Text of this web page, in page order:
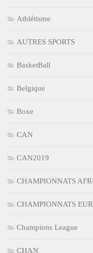
Athlétisme
AUTRES SPORTS
BasketBall
Belgique
Boxe
CAN
CAN2019
CHAMPIONNATS
CHAMPIONNATS
Champions League
CHAN